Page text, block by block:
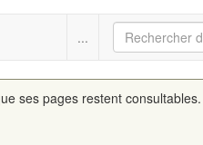
...
ses pages restent